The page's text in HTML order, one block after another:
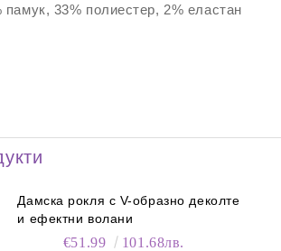
памук, 33% полиестер, 2% еластан
Дамска рокля с V-образно деколте
и ефектни волани
€51.99 101.68лв.